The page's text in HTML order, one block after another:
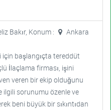
Bakır, Konum :
Ankara
başlangıçta tereddüt
İlaçlama firması, işini
veren bir ekip olduğunu
ilgili sorunumu özenle ve
beni büyük bir sıkıntıdan